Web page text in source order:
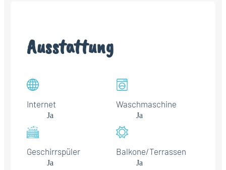
Ausstattung
Internet
Ja
Waschmaschine
Ja
Geschirrspüler
Ja
Balkone/Terrassen
Ja